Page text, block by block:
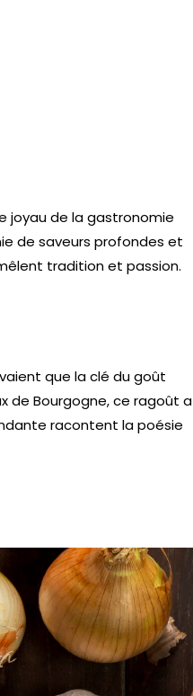
joyau de la gastronomie
de saveurs profondes et
tradition et passion.
que la clé du goût
de Bourgogne, ce ragoût a
racontent la poésie